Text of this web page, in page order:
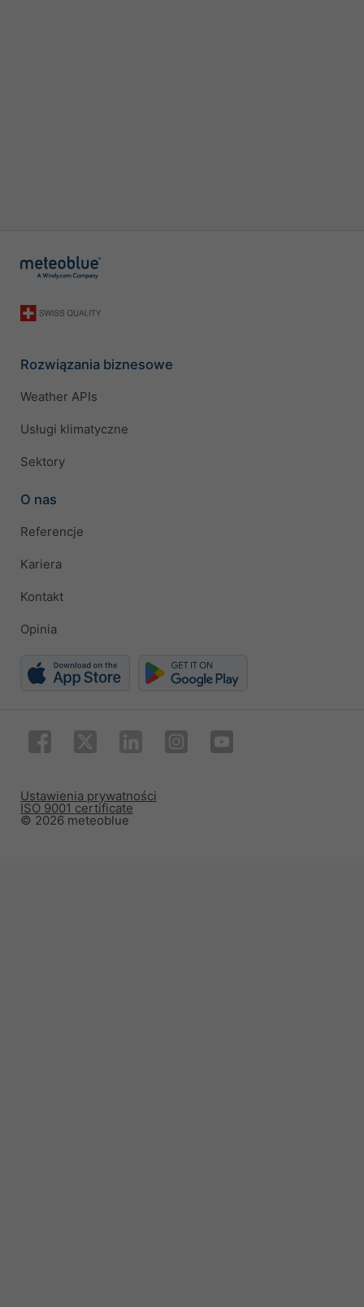
Rozwiązania biznesowe
Weather APIs
Usługi klimatyczne
Sektory
O nas
Referencje
Kariera
Kontakt
Opinia
© 2026 meteoblue
ISO 9001 certificate
Ustawienia prywatności